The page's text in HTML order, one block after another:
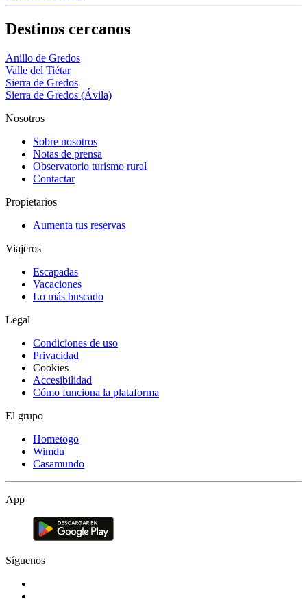
Destinos cercanos
Anillo de Gredos
Valle del Tiétar
Sierra de Gredos
Sierra de Gredos (Ávila)
Nosotros
Sobre nosotros
Notas de prensa
Observatorio turismo rural
Contactar
Propietarios
Aumenta tus reservas
Viajeros
Escapadas
Vacaciones
Lo más buscado
Legal
Condiciones de uso
Privacidad
Cookies
Accesibilidad
Cómo funciona la plataforma
El grupo
Hometogo
Wimdu
Casamundo
App
Síguenos